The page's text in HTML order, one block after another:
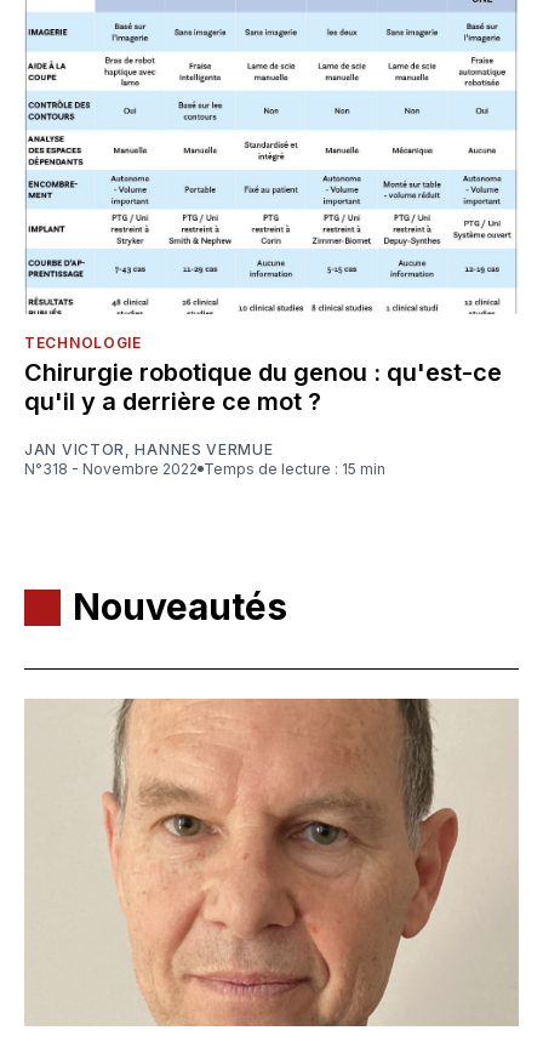
TECHNOLOGIE
Chirurgie robotique du genou : qu'est-ce
qu'il y a derrière ce mot ?
JAN VICTOR ,HANNES VERMUE
N°318 - Novembre 2022
Temps de lecture : 15 min
Nouveautés